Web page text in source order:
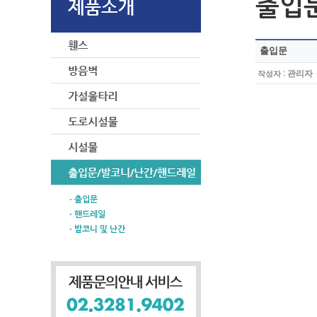
ㆍ출입문
ㆍ핸드레일
ㆍ발코니 및 난간
출입
출입문
작성자 : 관리자